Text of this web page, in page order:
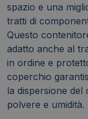
spazio e una
tratti di
Questo
adatto anche al
in ordine e
coperchio
la dispersione
polvere e umidità.